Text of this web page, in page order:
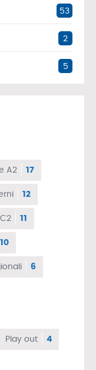
53
2
5
A2 17
12
11
10
6
Play out 4